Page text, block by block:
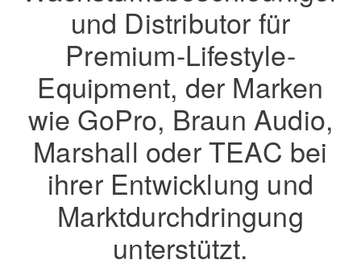
und Distributor für
Premium-Lifestyle-
Equipment, der Marken
wie GoPro, Braun Audio,
Marshall oder TEAC bei
ihrer Entwicklung und
Marktdurchdringung
unterstützt.